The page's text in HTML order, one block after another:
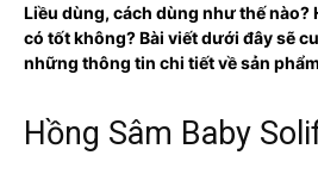
Liều dùng, cách dùng như thế nào?
có tốt không? Bài viết dưới đây sẽ
những thông tin chi tiết về sản
Hồng Sâm Baby